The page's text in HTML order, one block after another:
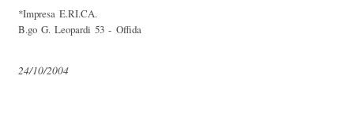
*Impresa E.RI.CA.
B.go G. Leopardi 53 - Offida
24/10/2004